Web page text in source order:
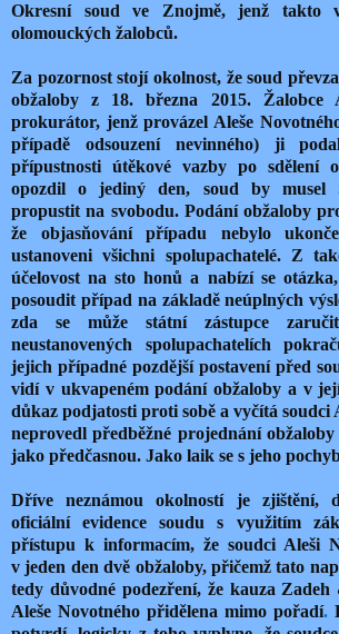
Okresní soud ve Znojmě, jenž takto
olomouckých žalobců.
Za pozornost stojí okolnost, že soud
obžaloby z 18. března
2015. Žalobce
prokurátor, jenž provázel Aleše
případě odsouzení nevinného) ji
přípustnosti útěkové vazby po sdělení
opozdil o jediný den, soud by musel
propustit na svobodu. Podání obžaloby
že objasňování případu nebylo
ustanoveni všichni spolupachatelé. Z
účelovost na sto honů a nabízí se
posoudit případ na základě neúplných
zda se může státní zástupce
neustanovených spolupachatelích
jejich případné pozdější postavení před
vidí v ukvapeném podání obžaloby a v
důkaz podjatosti proti sobě a vyčítá soudci
neprovedl předběžné projednání
jako předčasnou. Jako laik se s jeho
Dříve neznámou okolností je zjištění,
oficiální evidence soudu s využitím
přístupu k informacím, že soudci Aleši
v jeden den dvě obžaloby, přičemž tato
tedy důvodné podezření, že kauza
Aleše Novotného přidělena mimo pořadí.